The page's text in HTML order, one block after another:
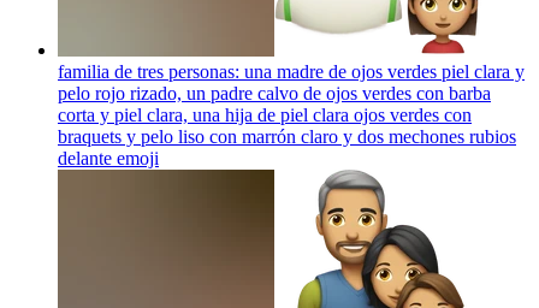
familia de tres personas: una madre de ojos verdes piel clara y
pelo rojo rizado, un padre calvo de ojos verdes con barba
corta y piel clara, una hija de piel clara ojos verdes con
braquets y pelo liso con marrón claro y dos mechones rubios
delante emoji